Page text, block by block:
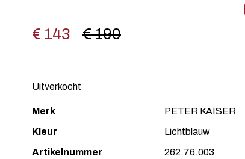
€ 190
€ 143
Uitverkocht
Merk
PETER KAISER
Kleur
Lichtblauw
Artikelnummer
262.76.003